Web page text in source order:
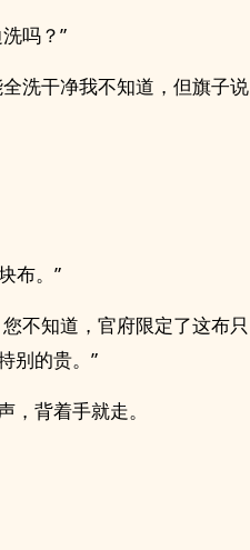
吗？”
洗干净我不知道，但旗子说
布。”
不知道，官府限定了这布只
别的贵。”
背着手就走。